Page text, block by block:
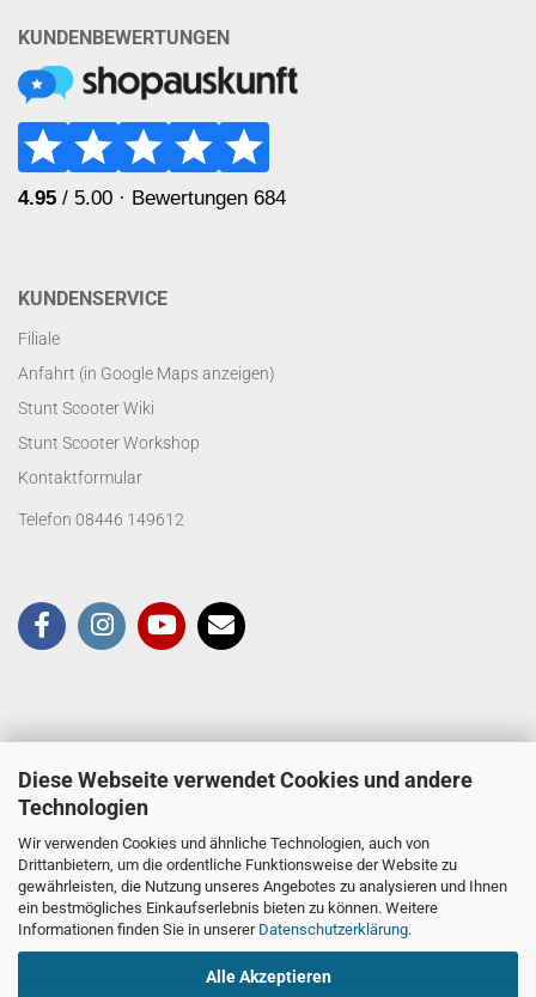
Diese Webseite verwendet Cookies und andere
Technologien
Wir verwenden Cookies und ähnliche Technologien, auch von
Drittanbietern, um die ordentliche Funktionsweise der Website zu
gewährleisten, die Nutzung unseres Angebotes zu analysieren und Ihnen
ein bestmögliches Einkaufserlebnis bieten zu können. Weitere
Informationen finden Sie in unserer Datenschutzerklärung.
Alle Akzeptieren
KUNDENBEWERTUNGEN
KUNDENSERVICE
Filiale
Anfahrt (in Google Maps anzeigen)
Stunt Scooter Wiki
Stunt Scooter Workshop
Kontaktformular
Telefon 08446 149612